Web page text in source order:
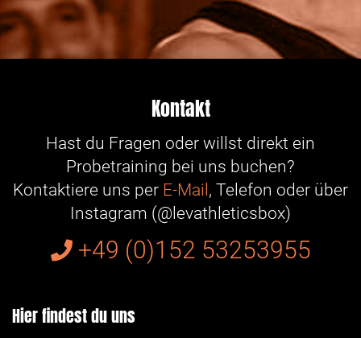
Kontakt
Hast du Fragen oder willst direkt ein
Probetraining bei uns buchen?
Kontaktiere uns per E-Mail , Telefon oder über
Instagram (@levathleticsbox)
+49 (0)152 53253955
Hier findest du uns